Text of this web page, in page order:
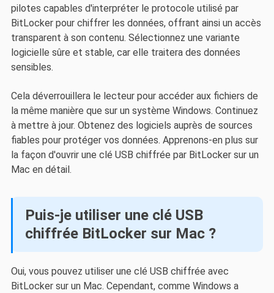
pilotes capables d'interpréter le protocole utilisé par
BitLocker pour chiffrer les données, offrant ainsi un accès
transparent à son contenu. Sélectionnez une variante
logicielle sûre et stable, car elle traitera des données
sensibles.
Cela déverrouillera le lecteur pour accéder aux fichiers de
la même manière que sur un système Windows. Continuez
à mettre à jour. Obtenez des logiciels auprès de sources
fiables pour protéger vos données. Apprenons-en plus sur
la façon d'ouvrir une clé USB chiffrée par BitLocker sur un
Mac en détail.
Puis-je utiliser une clé USB
chiffrée BitLocker sur Mac ?
Oui, vous pouvez utiliser une clé USB chiffrée avec
BitLocker sur un Mac. Cependant, comme Windows a